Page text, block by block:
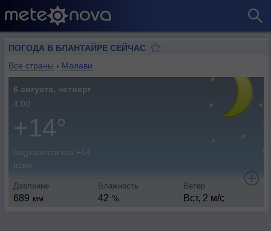
ПОГОДА В БЛАНТАЙРЕ СЕЙЧАС
Все страны › Малави
6 августа, четверг
4:00
+14°
ощущается как +14
ясно
Давление
689 мм
Влажность
42 %
Ветер
Вст, 2 м/с